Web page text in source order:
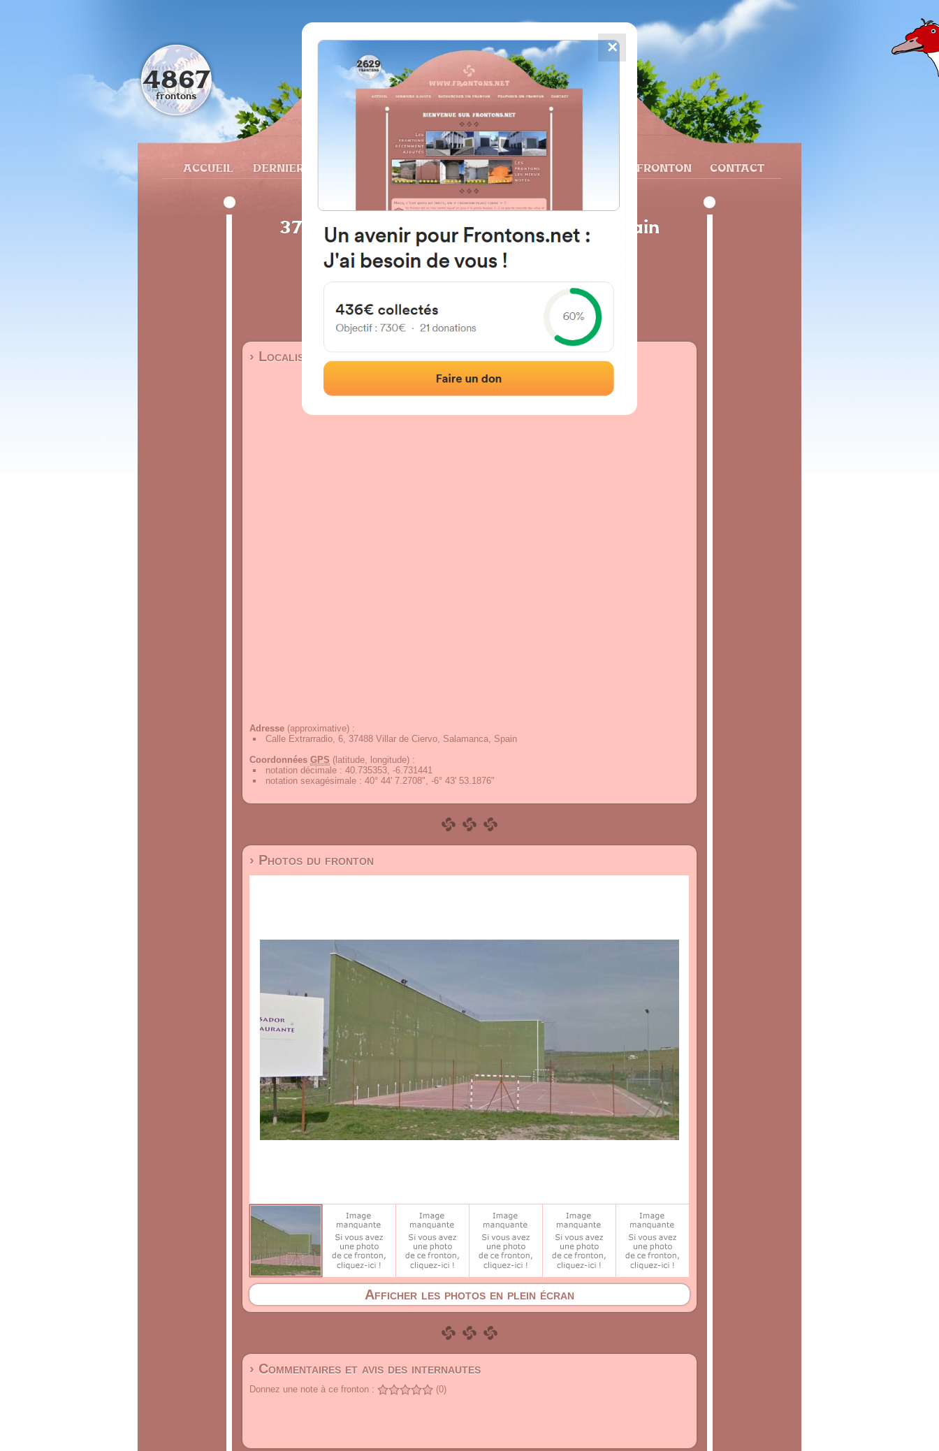
FRONTONS.NET
ACCUEIL DERNIERS AJOUTS RECHERCHER UN FRONTON PROPOSER UN FRONTON CONTACT
4867
frontons
37488 Villar de Ciervo, Salamanca Spain
Calle Extrarradio 6
#4810
Localisation|Photos|Commentaires et avis
› Localisation du fronton
Adresse (approximative) :
Calle Extrarradio, 6, 37488 Villar de Ciervo, Salamanca, Spain
Coordonnées GPS (latitude, longitude) :
notation décimale : 40.735353, -6.731441
notation sexagésimale : 40° 44' 7.2708", -6° 43' 53.1876"
› Photos du fronton
Afficher les photos en plein écran
› Commentaires et avis des internautes
Donnez une note à ce fronton : (0)
✕